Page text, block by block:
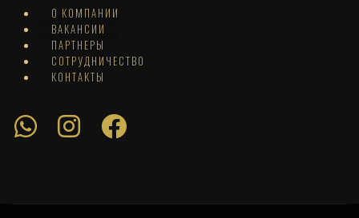
О КОМПАНИИ
ВАКАНСИИ
ПАРТНЕРЫ
СОТРУДНИЧЕСТВО
КОНТАКТЫ